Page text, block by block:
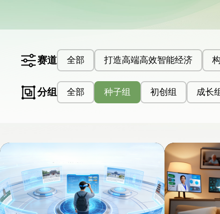
赛道 全部 打造高端高效智能经济
分组 全部 种子组 初创组 成长